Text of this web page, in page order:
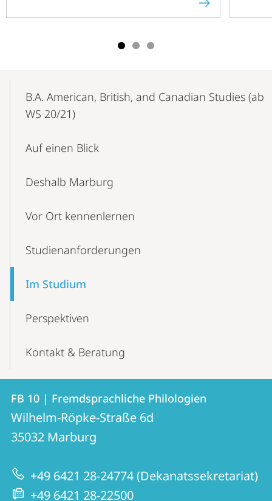
NavigationB.A. American, British, and Canadian Studies (ab
WS 20/21)
Auf einen Blick
Deshalb Marburg
Vor Ort kennenlernen
Studien­anforderungen
Im Studium
Perspektiven
Kontakt & Beratung
Kontakt
und
Informationen
zur
Website
Kontaktinformationen
FB
10
Fremdsprachliche
Philologien
FB 10 | Fremdsprachliche Philologien
Wilhelm-Röpke-Straße 6d
35032 Marburg
+49 6421 28-24774 (Dekanatssekretariat)
+49 6421 28-22500